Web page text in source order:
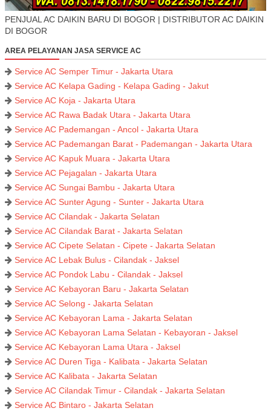
PENJUAL AC DAIKIN BARU DI BOGOR | DISTRIBUTOR AC DAIKIN
DI BOGOR
AREA PELAYANAN JASA SERVICE AC
Service AC Semper Timur - Jakarta Utara
Service AC Kelapa Gading - Kelapa Gading - Jakut
Service AC Koja - Jakarta Utara
Service AC Rawa Badak Utara - Jakarta Utara
Service AC Pademangan - Ancol - Jakarta Utara
Service AC Pademangan Barat - Pademangan - Jakarta Utara
Service AC Kapuk Muara - Jakarta Utara
Service AC Pejagalan - Jakarta Utara
Service AC Sungai Bambu - Jakarta Utara
Service AC Sunter Agung - Sunter - Jakarta Utara
Service AC Cilandak - Jakarta Selatan
Service AC Cilandak Barat - Jakarta Selatan
Service AC Cipete Selatan - Cipete - Jakarta Selatan
Service AC Lebak Bulus - Cilandak - Jaksel
Service AC Pondok Labu - Cilandak - Jaksel
Service AC Kebayoran Baru - Jakarta Selatan
Service AC Selong - Jakarta Selatan
Service AC Kebayoran Lama - Jakarta Selatan
Service AC Kebayoran Lama Selatan - Kebayoran - Jaksel
Service AC Kebayoran Lama Utara - Jaksel
Service AC Duren Tiga - Kalibata - Jakarta Selatan
Service AC Kalibata - Jakarta Selatan
Service AC Cilandak Timur - Cilandak - Jakarta Selatan
Service AC Bintaro - Jakarta Selatan